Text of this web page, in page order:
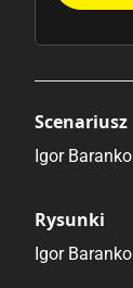
Scenariusz
Igor Baranko
Rysunki
Igor Baranko